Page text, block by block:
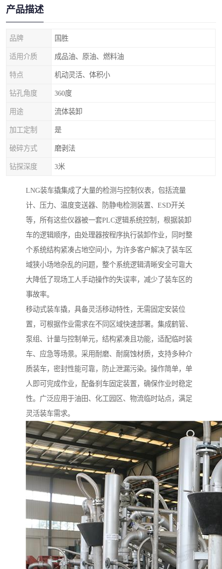
产品描述
品牌 国胜
适用介质 成品油、原油、燃料油
特点 机动灵活、体积小
钻孔角度 360度
用途 流体装卸
加工定制 是
破碎方式 磨剥法
钻探深度 3米
LNG装车撬集成了大量的检测与控制仪表，包括流量
计、压力、温度变送器、防静电检测装置、ESD开关
等，所有这些仪器被一套PLC逻辑系统控制，根据装卸
车的逻辑顺序，由处理器按程序执行装卸作业，同时整
个系统结构紧凑占地空间小，为许多客户解决了装车区
域狭小场地杂乱的问题，整个系统逻辑清晰安全可靠大
大降低了现场工人手动操作的失误率，减少了装车区的
事故率。
移动式装车撬，具备灵活移动特性，无需固定安装位
置，可根据作业需求在不同区域快速部署。集成鹤管、
泵组、计量与控制单元，结构紧凑且功能，适配临时装
车、应急等场景。采用耐磨、耐腐蚀材质，支持多种介
质装车，密封性能可靠，防止泄漏污染。操作简单，单
人即可完成作业，配备刹车固定装置，确保作业时稳定
性。广泛应用于油田、化工园区、物流临时站点，满足
灵活装车需求。